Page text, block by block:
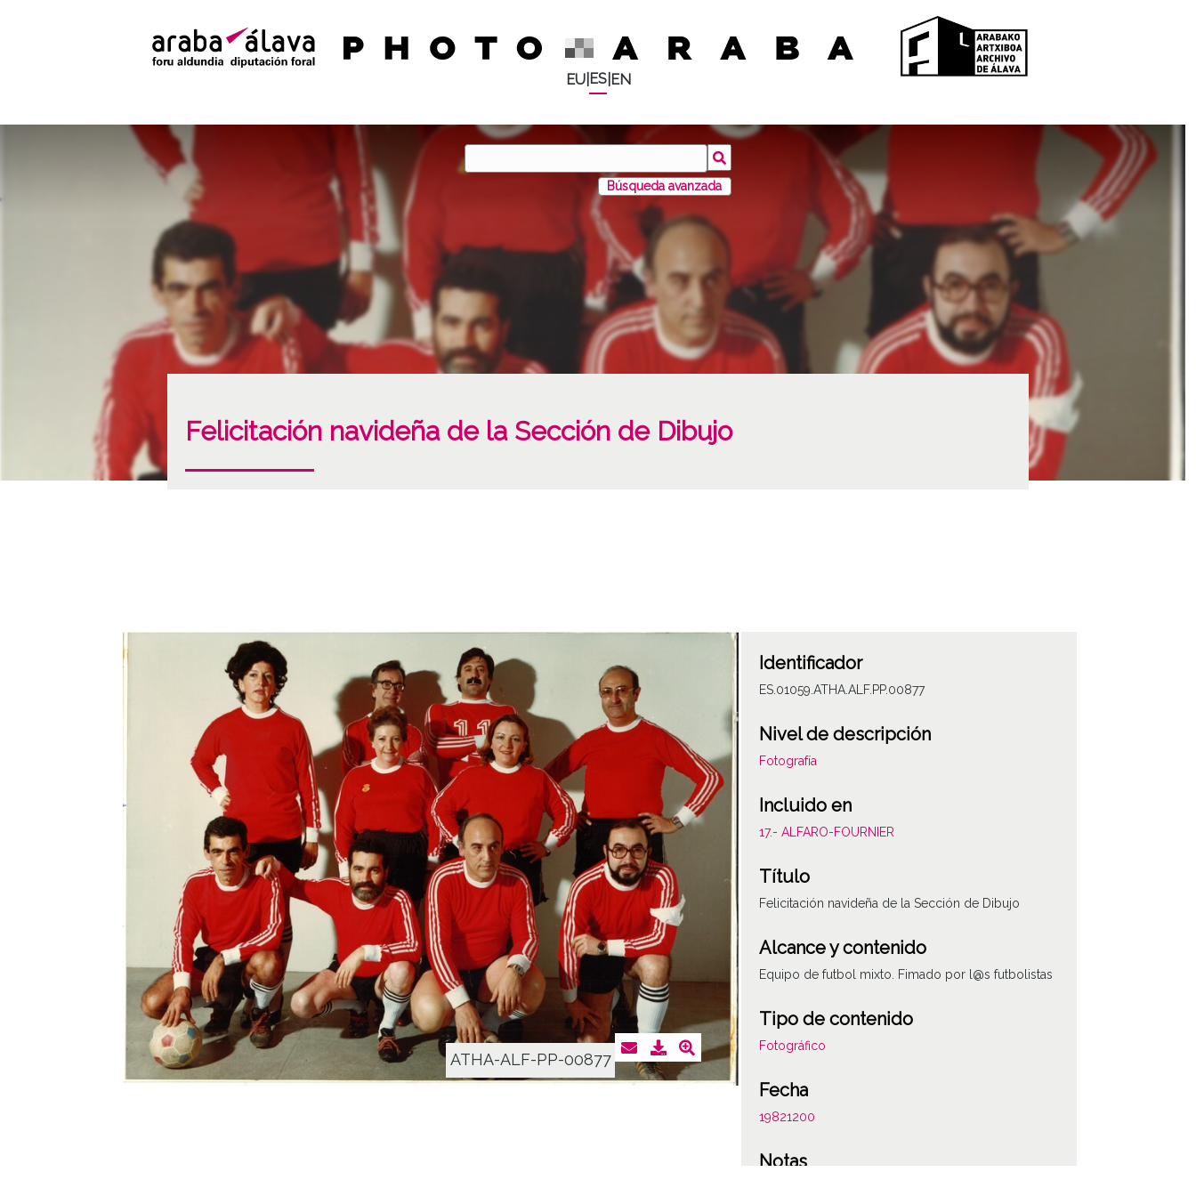
EU| ES| EN
Búsqueda avanzada
Felicitación navideña de la Sección de Dibujo
ATHA-ALF-PP-00877
Identificador
ES.01059.ATHA.ALF.PP.00877
Nivel de descripción
Fotografía
Incluido en
17.- ALFARO-FOURNIER
Título
Felicitación navideña de la Sección de Dibujo
Alcance y contenido
Equipo de futbol mixto. Fimado por l@s futbolistas
Tipo de contenido
Fotográfico
Fecha
19821200
Notas